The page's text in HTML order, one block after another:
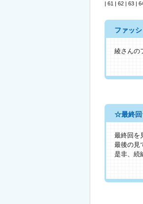
| 61 | 62 | 63 |
ファッ
綾さんの
☆最終
最終回を
最後の見
是非、続